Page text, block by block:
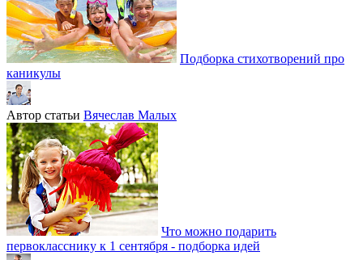
Подборка стихотворений про
каникулы
Автор статьи Вячеслав Малых
Что можно подарить
первокласснику к 1 сентября - подборка идей